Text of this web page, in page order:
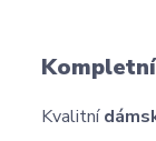
Kvalitní